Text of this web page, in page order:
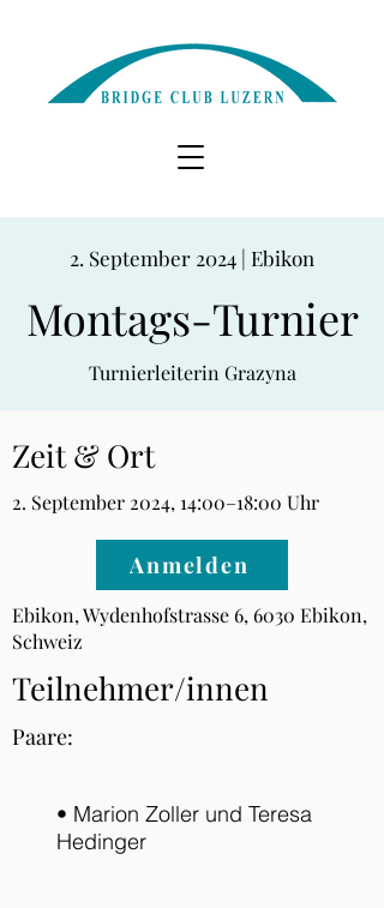
2. September 2024 | Ebikon
Montags-Turnier
Turnierleiterin Grazyna
Zeit & Ort
2. September 2024, 14:00–18:00 Uhr
Anmelden
Ebikon, Wydenhofstrasse 6, 6030 Ebikon,
Schweiz
Teilnehmer/innen
Paare:
• Marion Zoller und Teresa
Hedinger